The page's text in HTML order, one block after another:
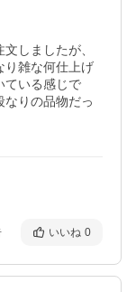
しましたが、
り雑な何仕上げ
ている感じで
りの品物だっ
いいね 0